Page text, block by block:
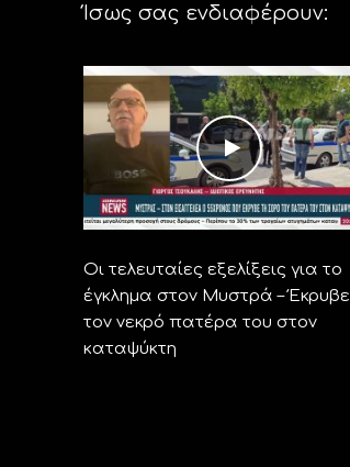
Ίσως σας ενδιαφέρουν:
Οι τελευταίες εξελίξεις για το
έγκλημα στον Μυστρά – Έκρυβε
τον νεκρό πατέρα του στον
καταψύκτη